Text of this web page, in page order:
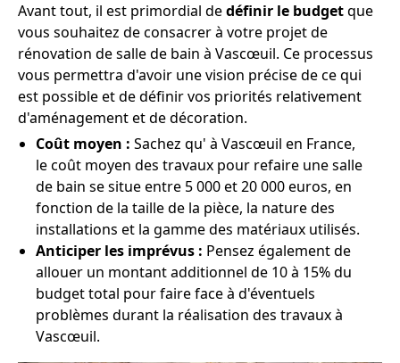
Avant tout, il est primordial dedéfinir le budgetque
vous souhaitez de consacrer à votre projet de
rénovation de salle de bain à Vascœuil. Ce processus
vous permettra d'avoir une vision précise de ce qui
est possible et de définir vos priorités relativement
d'aménagement et de décoration.
Coût moyen : Sachez qu' à Vascœuil en France,
le coût moyen des travaux pour refaire une salle
de bain se situe entre 5 000 et 20 000 euros, en
fonction de la taille de la pièce, la nature des
installations et la gamme des matériaux utilisés.
Anticiper les imprévus : Pensez également de
allouer un montant additionnel de 10 à 15% du
budget total pour faire face à d'éventuels
problèmes durant la réalisation des travaux à
Vascœuil.